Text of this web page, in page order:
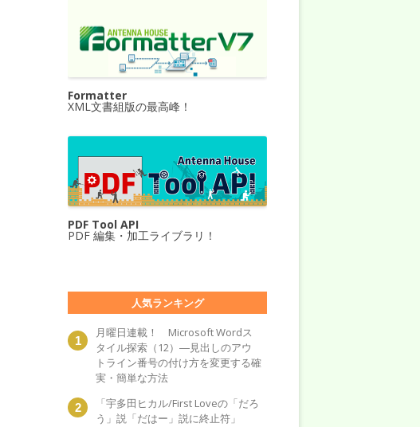
Formatter
XML文書組版の最高峰！
PDF Tool API
PDF 編集・加工ライブラリ！
人気ランキング
月曜日連載！ Microsoft Wordス
タイル探索（12）―見出しのアウ
トライン番号の付け方を変更する確
実・簡単な方法
「宇多田ヒカル/First Loveの「だろ
う」説「だはー」説に終止符」